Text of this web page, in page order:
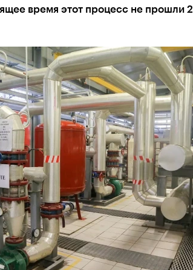
время этот процесс не прошли